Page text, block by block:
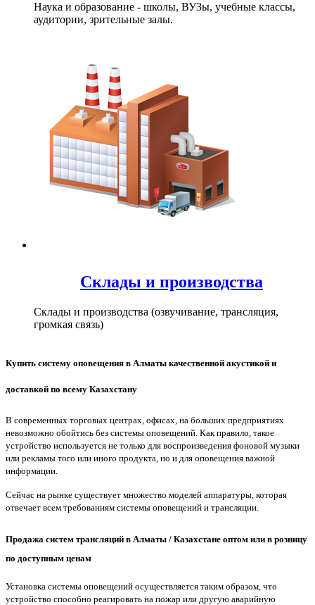
Наука и образование - школы, ВУЗы, учебные классы,
аудитории, зрительные залы.
Склады и производства
Склады и производства (озвучивание, трансляция,
громкая связь)
Купить систему оповещения в Алматы качественной акустикой и
доставкой по всему Казахстану
В современных торговых центрах, офисах, на больших предприятиях
невозможно обойтись без системы оповещений. Как правило, такое
устройство используется не только для воспроизведения фоновой музыки
или рекламы того или иного продукта, но и для оповещения важной
информации.
Сейчас на рынке существует множество моделей аппаратуры, которая
отвечает всем требованиям системы оповещений и трансляции.
Продажа систем трансляций в Алматы / Казахстане оптом или в розницу
по доступным ценам
Установка системы оповещений осуществляется таким образом, что
устройство способно реагировать на пожар или другую аварийную